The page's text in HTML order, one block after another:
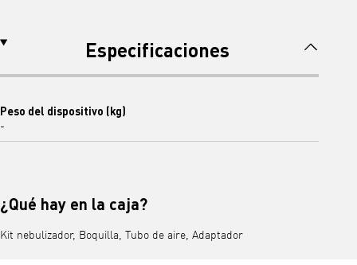
Especificaciones
Peso del dispositivo (kg)
-
¿Qué hay en la caja?
Kit nebulizador, Boquilla, Tubo de aire, Adaptador